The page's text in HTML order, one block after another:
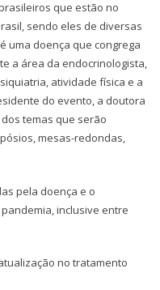
que estão no
sendo eles de diversas
uma doença que congrega
a área da endocrinologista,
atividade física e a
do evento, a doutora
temas que serão
mesas-redondas,
pela doença e o
inclusive entre
no tratamento